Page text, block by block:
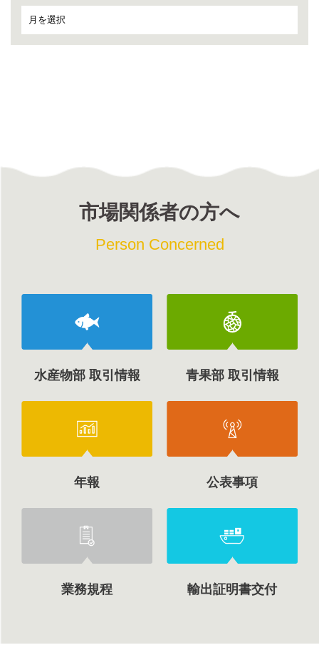
市場関係者の方へ
Person Concerned
水産物部 取引情報 青果部 取引情報
年報 公表事項
業務規程 輸出証明書交付